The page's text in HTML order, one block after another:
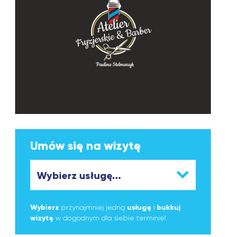
Umów się na wizytę
Wybierz przynajmniej jedną usługę i bukkuj
wizytę w dogodnym dla siebie terminie!